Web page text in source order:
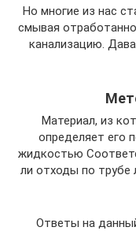
Но многие из нас
смывая
канализацию.
Материал, из
определяет его
жидкостью
ли отходы по трубе
Ответы на